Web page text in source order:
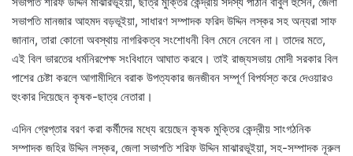
সভাপতি মানজার আহমদ বড়ভূইয়া, সাধারণ সম্পাদক ফরিদ উদ্দিন লস্কর সহ অন্যরা সাফ
জানান, তারা কোনো অবস্থায় নাগরিকত্ব সংশোধনী বিল মেনে নেবেন না। তাদের মতে,
এই বিল ভারতের ধর্মনিরপেক্ষ সংবিধানে আঘাত করবে। তাই রাজ্যসভায় মোদী সরকার বিল
পাশের চেষ্টা করলে আগামীদিনে বরাক উপত্যকার জনজীবন সম্পূর্ণ বিপর্যস্ত করে দেওয়ারও
হুংকার দিয়েছেন কৃষক-ছাত্র নেতারা।
এদিন গ্রেপ্তার বরণ করা কর্মীদের মধ্যে রয়েছেন কৃষক মুক্তির কেন্দ্রীয় সাংগঠনিক
সম্পাদক জহির উদ্দিন লস্কর, জেলা সভাপতি শরিফ উদ্দিন মাঝারভূইয়া, সহ-সম্পাদক নূরুল